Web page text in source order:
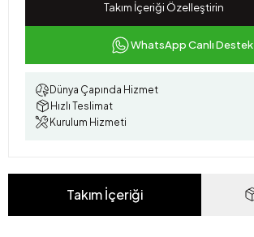
Takım İçeriği Özelleştirin
WhatsApp Canlı Destek
Dünya Çapında Hizmet
Hızlı Teslimat
Kurulum Hizmeti
Takım İçeriği